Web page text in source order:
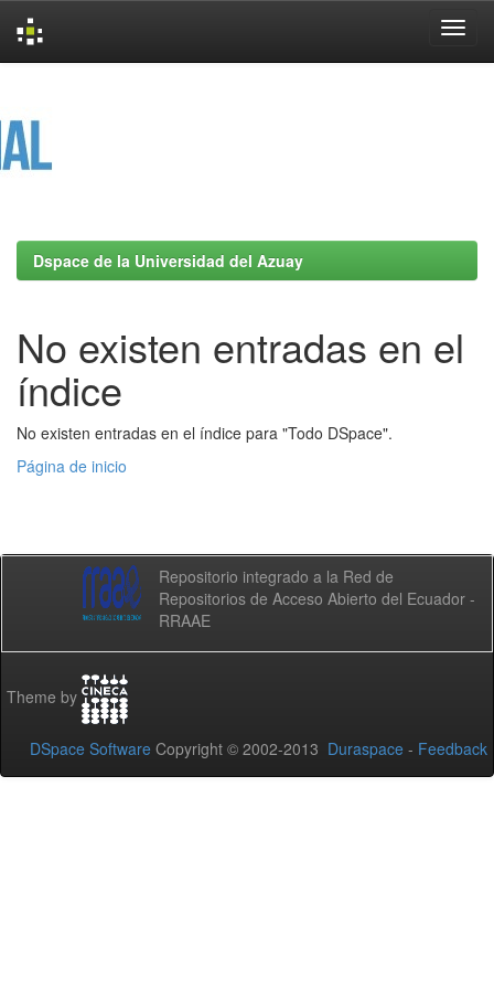
Dspace de la Universidad del Azuay
No existen entradas en el
índice
No existen entradas en el índice para "Todo DSpace".
Página de inicio
Repositorio integrado a la Red de
Repositorios de Acceso Abierto del Ecuador -
RRAAE
Theme by
DSpace Software Copyright © 2002-2013 Duraspace - Feedback